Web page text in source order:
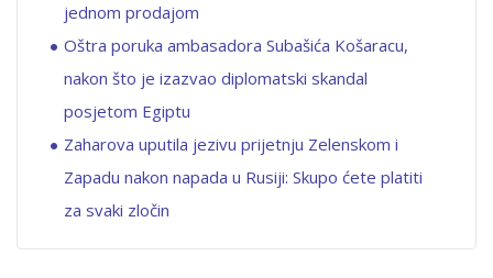
jednom prodajom
Oštra poruka ambasadora Subašića Košaracu,
nakon što je izazvao diplomatski skandal
posjetom Egiptu
Zaharova uputila jezivu prijetnju Zelenskom i
Zapadu nakon napada u Rusiji: Skupo ćete platiti
za svaki zločin